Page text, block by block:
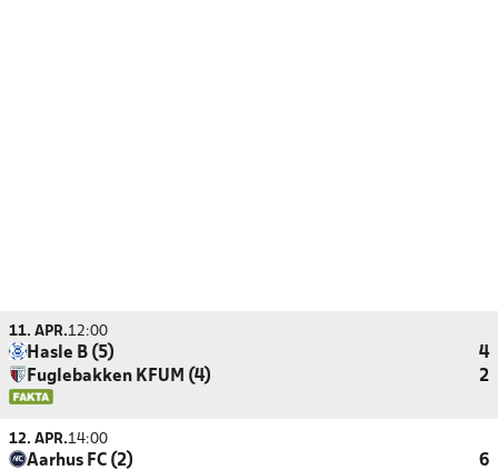
11. APR.12:00
Hasle B (5)
4
Fuglebakken KFUM (4)
2
12. APR.14:00
Aarhus FC (2)
6